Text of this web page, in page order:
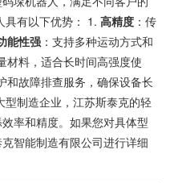
具有以下优势： 1. 高精度 ：传
能性强 ：支持多种运动方式和
材料，适合长时间高强度使
和故障排查服务，确保设备长
制造企业，江苏斯泰克的轻
率和精度。如果您对具体型
智能制造有限公司进行详细